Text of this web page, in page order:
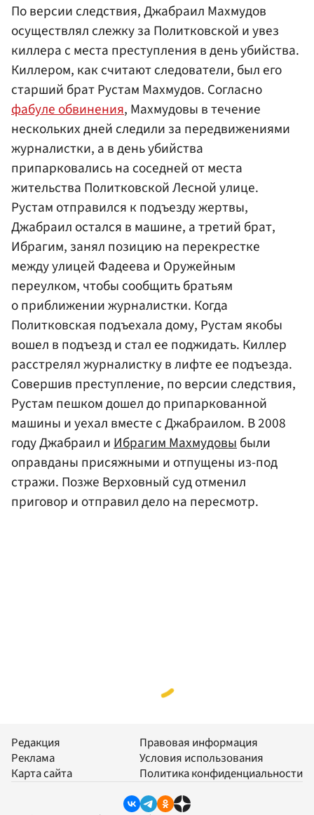
По версии следствия, Джабраил Махмудов
осуществлял слежку за Политковской и увез
киллера с места преступления в день убийства.
Киллером, как считают следователи, был его
старший брат Рустам Махмудов. Согласно
фабуле обвинения, Махмудовы в течение
нескольких дней следили за передвижениями
журналистки, а в день убийства
припарковались на соседней от места
жительства Политковской Лесной улице.
Рустам отправился к подъезду жертвы,
Джабраил остался в машине, а третий брат,
Ибрагим, занял позицию на перекрестке
между улицей Фадеева и Оружейным
переулком, чтобы сообщить братьям
о приближении журналистки. Когда
Политковская подъехала дому, Рустам якобы
вошел в подъезд и стал ее поджидать. Киллер
расстрелял журналистку в лифте ее подъезда.
Совершив преступление, по версии следствия,
Рустам пешком дошел до припаркованной
машины и уехал вместе с Джабраилом. В 2008
году Джабраил иИбрагим Махмудовыбыли
оправданы присяжными и отпущены из-под
стражи. Позже Верховный суд отменил
приговор и отправил дело на пересмотр.
Редакция
Реклама
Карта сайта
Правовая информация
Условия использования
Политика конфиденциальности